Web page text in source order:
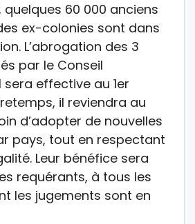
quelques 60 000 anciens
ex-colonies sont dans
L’abrogation des 3
par le Conseil
effective au 1er
il reviendra au
d’adopter de nouvelles
pays, tout en respectant
Leur bénéfice sera
requérants, à tous les
les jugements sont en